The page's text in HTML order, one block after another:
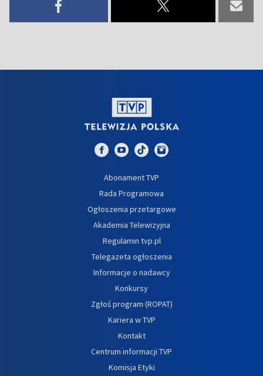
Abonament TVP
Rada Programowa
Ogłoszenia przetargowe
Akademia Telewizyjna
Regulamin tvp.pl
Telegazeta ogłoszenia
Informacje o nadawcy
Konkursy
Zgłoś program (ROPAT)
Kariera w TVP
Kontakt
Centrum informacji TVP
Komisja Etyki